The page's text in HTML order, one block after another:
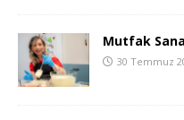
Mutfak
30 Temmuz